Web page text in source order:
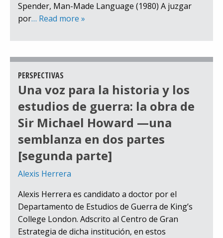
Spender, Man-Made Language (1980) A juzgar
por… Read more »
PERSPECTIVAS
Una voz para la historia y los
estudios de guerra: la obra de
Sir Michael Howard —una
semblanza en dos partes
[segunda parte]
Alexis Herrera
Alexis Herrera es candidato a doctor por el
Departamento de Estudios de Guerra de King’s
College London. Adscrito al Centro de Gran
Estrategia de dicha institución, en estos